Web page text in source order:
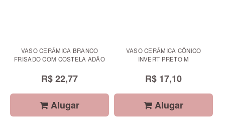
VASO CERÂMICA BRANCO
FRISADO COM COSTELA ADÃO
R$ 22,77
Alugar
VASO CERÂMICA CÔNICO
INVERT PRETO M
R$ 17,10
Alugar